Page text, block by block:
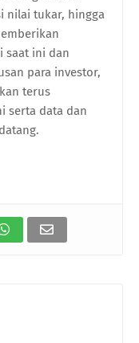
nilai tukar, hingga
saat ini dan
para investor,
terus
serta data dan